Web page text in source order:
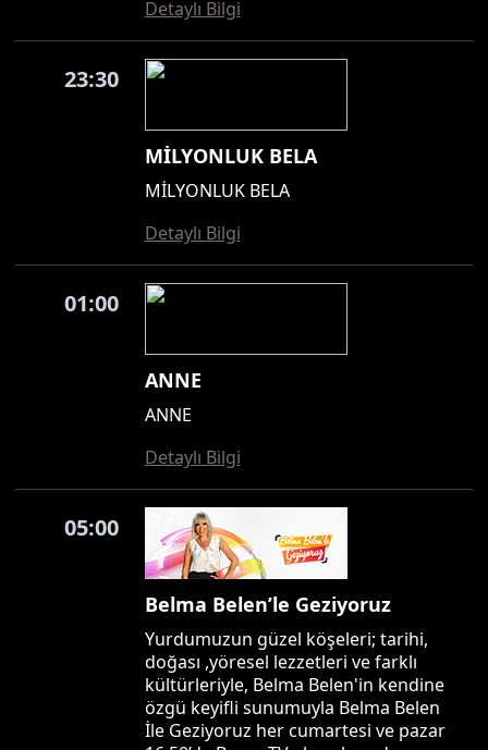
Detaylı Bilgi
23:30
MİLYONLUK BELA
MİLYONLUK BELA
Detaylı Bilgi
01:00
ANNE
ANNE
Detaylı Bilgi
05:00
Belma Belen’le Geziyoruz
Yurdumuzun güzel köşeleri; tarihi,
doğası ,yöresel lezzetleri ve farklı
kültürleriyle, Belma Belen'in kendine
özgü keyifli sunumuyla Belma Belen
İle Geziyoruz her cumartesi ve pazar